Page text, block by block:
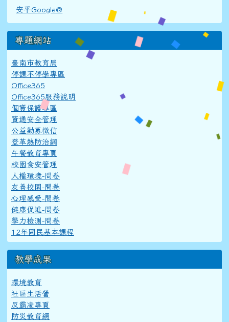
安平Google@
專題網站
臺南市教育局
停課不停學專區
Office365
Office365服務說明
個資保護專區
資通安全管理
公益勸募徵信
登革熱防治網
午餐教育專頁
校園食安管理
人權環境-問卷
友善校園-問卷
心理感受-問卷
健康促進-問卷
學力檢測-問卷
12年國民基本課程
教學成果
環境教育
社區生活營
反霸凌專頁
防災教育網